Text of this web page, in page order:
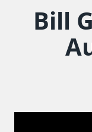
Bill